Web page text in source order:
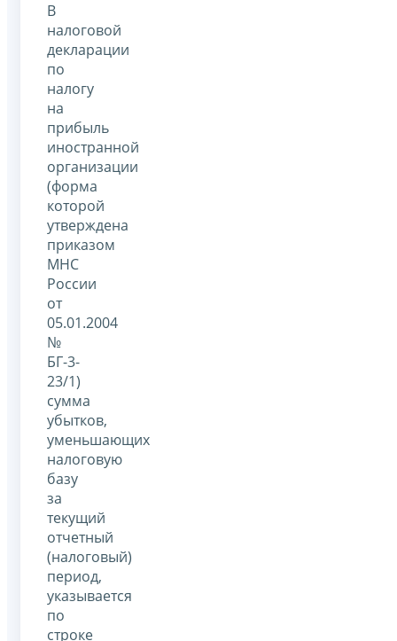
В
налоговой
декларации
по
налогу
на
прибыль
иностранной
организации
(форма
которой
утверждена
приказом
МНС
России
от
05.01.2004
№
БГ-3-
23/1)
сумма
убытков,
уменьшающих
налоговую
базу
за
текущий
отчетный
(налоговый)
период,
указывается
по
строке